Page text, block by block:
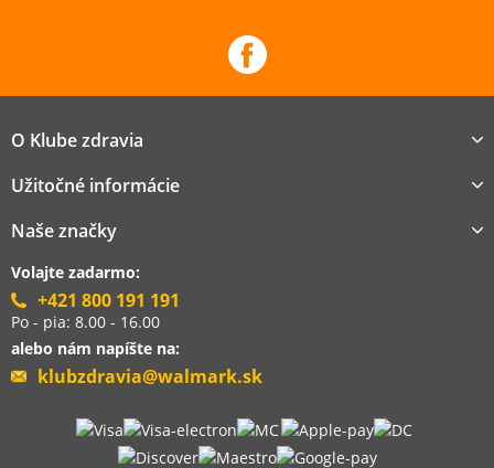
O Klube zdravia
Užitočné informácie
Naše značky
Volajte zadarmo:
+421 800 191 191
Po - pia: 8.00 - 16.00
alebo nám napíšte na:
klubzdravia@walmark.sk